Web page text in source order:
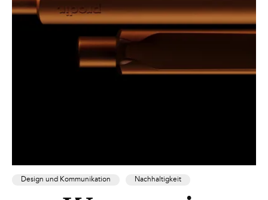
Design und Kommunikation Nachhaltigkeit